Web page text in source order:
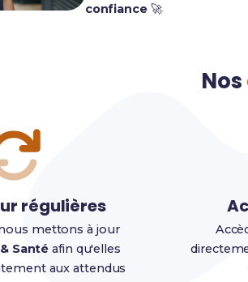
confiance🚀
Nos
régulières
mettons à jour
Santé afin qu'elles
aux attendus